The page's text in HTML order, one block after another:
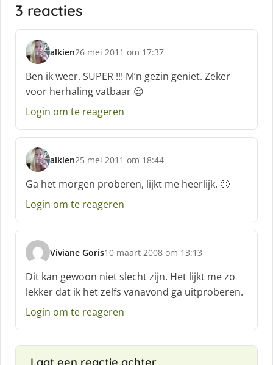
3 reacties
alkien
s
c
h
r
e
f
26 mei 2011 om 17:37
Ben ik weer. SUPER !!! M’n gezin geniet. Zeker
voor herhaling vatbaar 😉
Login om te reageren
alkien
s
c
h
r
e
f
:
25 mei 2011 om 18:44
Ga het morgen proberen, lijkt me heerlijk. 🙂
Login om te reageren
Viviane Goris
s
c
h
r
e
:
10 maart 2008 om 13:13
Dit kan gewoon niet slecht zijn. Het lijkt me zo
lekker dat ik het zelfs vanavond ga uitproberen.
Login om te reageren